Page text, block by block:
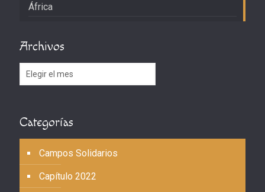
África
Archivos
Archivos
Categorías
Campos Solidarios
Capítulo 2022